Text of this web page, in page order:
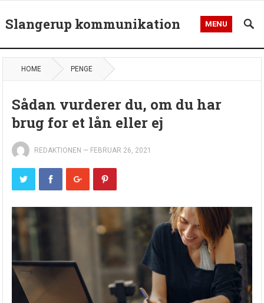
Slangerup kommunikation MENU
HOME PENGE
Sådan vurderer du, om du har
brug for et lån eller ej
REDAKTIONEN — FEBRUAR 26, 2021